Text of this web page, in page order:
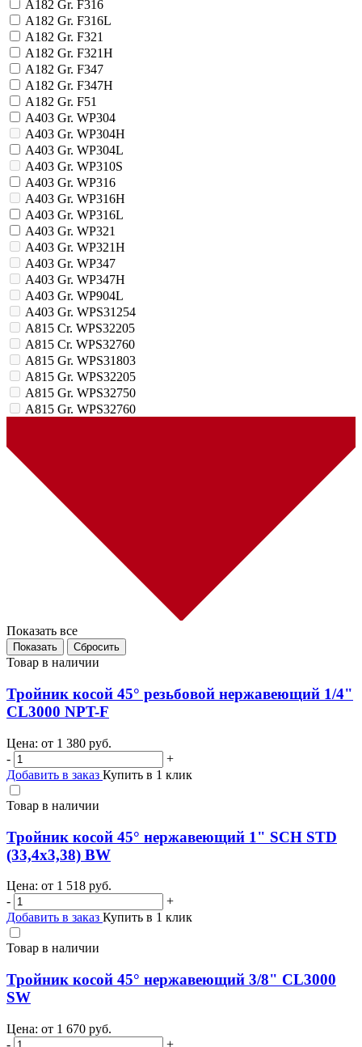
A182 Gr. F316
A182 Gr. F316L
A182 Gr. F321
A182 Gr. F321H
A182 Gr. F347
A182 Gr. F347H
A182 Gr. F51
A403 Gr. WP304
A403 Gr. WP304H
A403 Gr. WP304L
A403 Gr. WP310S
A403 Gr. WP316
A403 Gr. WP316H
A403 Gr. WP316L
A403 Gr. WP321
A403 Gr. WP321H
A403 Gr. WP347
A403 Gr. WP347H
A403 Gr. WP904L
A403 Gr. WPS31254
A815 Cr. WPS32205
A815 Cr. WPS32760
A815 Gr. WPS31803
A815 Gr. WPS32205
A815 Gr. WPS32750
A815 Gr. WPS32760
Показать все
Товар в наличии
Тройник косой 45° резьбовой нержавеющий 1/4"
CL3000 NPT-F
Цена: от 1 380 руб.
-
+
Добавить в заказ Купить в 1 клик
Товар в наличии
Тройник косой 45° нержавеющий 1" SCH STD
(33,4х3,38) BW
Цена: от 1 518 руб.
-
+
Добавить в заказ Купить в 1 клик
Товар в наличии
Тройник косой 45° нержавеющий 3/8" CL3000
SW
Цена: от 1 670 руб.
-
+